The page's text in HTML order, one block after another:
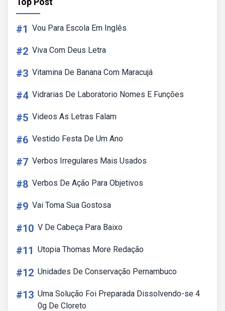
#1 Vou Para Escola Em Inglês
#2 Viva Com Deus Letra
#3 Vitamina De Banana Com Maracujá
#4 Vidrarias De Laboratorio Nomes E Funções
#5 Videos As Letras Falam
#6 Vestido Festa De Um Ano
#7 Verbos Irregulares Mais Usados
#8 Verbos De Ação Para Objetivos
#9 Vai Toma Sua Gostosa
#10 V De Cabeça Para Baixo
#11 Utopia Thomas More Redação
#12 Unidades De Conservação Pernambuco
#13 Uma Solução Foi Preparada Dissolvendo-se 4
0g De Cloreto